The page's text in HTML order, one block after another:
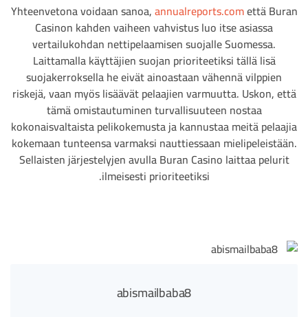
Yhteenvetona voidaan sanoa,annualreports.comettä Buran
Casinon kahden vaiheen vahvistus luo itse asiassa
vertailukohdan nettipelaamisen suojalle Suomessa.
Laittamalla käyttäjien suojan prioriteetiksi tällä lisä
suojakerroksella he eivät ainoastaan vähennä vilppien
riskejä, vaan myös lisäävät pelaajien varmuutta. Uskon, että
tämä omistautuminen turvallisuuteen nostaa
kokonaisvaltaista pelikokemusta ja kannustaa meitä pelaajia
kokemaan tunteensa varmaksi nauttiessaan mielipeleistään.
Sellaisten järjestelyjen avulla Buran Casino laittaa pelurit
ilmeisesti prioriteetiksi.
abismailbaba8